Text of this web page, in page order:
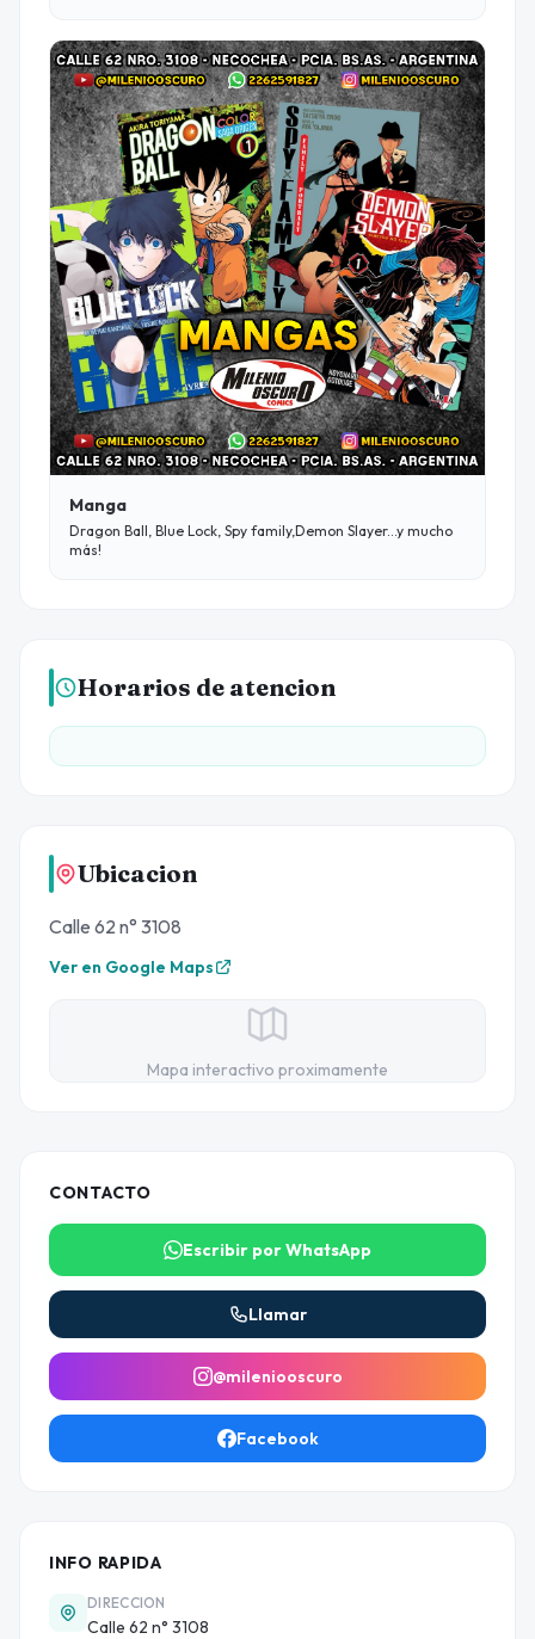
formas de pago). Si, leíste bien, te ofrecemos un 42% de
descuento sobre el precio! FECHA ESTIMADA DE ENTREGA:
A PARTIR DE SEGUNDA SEMANA DE MAYO. No te quedes sin
el tuyo! ¿Querés saber más del juego? Arquitectos de
Stonespine es un juego competitivo de draft donde cada
jugador intenta construir el dungeon más peligroso para
ganar reputación (y la partida). Durante 4 rondas, los
jugadores reciben una mano de cartas, eligen una y pasan
el resto. Cada carta permite sumar nuevas salas al
dungeon, armar caminos, cumplir objetivos y tratar de
aprovechar al máximo cada elección...o complicarle la
partida a los demás. Entre cada ronda pueden usar su oro
para adquirir mejoras en el mercado (trampas, monstruos
o pasajes entre las salas). ¡Ojo que los demás pueden
querer llevarse las mismas mejoras que ustedes! Al final,
se comparan las mazmorras y la que mejor cumpla los
objetivos y retos se lleva la victoria. Fácil de entender y con
muchas decisiones interesantes, Arquitectos de
Stonespine es un juego de drafteo sencillo pero
profundidad para todo tipo de jugadores. Con modo
solitario y hasta 5 jugadores. EDAD: +10/ JUGADORES: 1-5
/ TIEMPO DE JUEGO: 45-65 MIN. INCLUYE DE REGALO LA
MINI EXPANSIÓN SANTUARIOS Y FUENTES. ¡a un
SUPERPRECIO!
Manga
Dragon Ball, Blue Lock, Spy family,Demon Slayer...y mucho
más!
Horarios de atencion
Ubicacion
Calle 62 n° 3108
Ver en Google Maps
Mapa interactivo proximamente
CONTACTO
Escribir por WhatsApp
Llamar
@mileniooscuro
Facebook
INFO RAPIDA
DIRECCION
Calle 62 n° 3108